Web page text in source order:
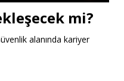
mi?
alanında kariyer